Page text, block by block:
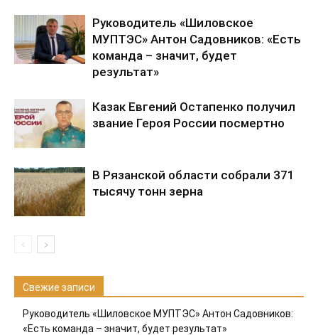
Руководитель «Шиловское
МУПТЭС» Антон Садовников: «Есть
команда – значит, будет
результат»
Казак Евгений Остапенко получил
звание Героя России посмертно
В Рязанской области собрали 371
тысячу тонн зерна
Свежие записи
Руководитель «Шиловское МУПТЭС» Антон Садовников:
«Есть команда – значит, будет результат»